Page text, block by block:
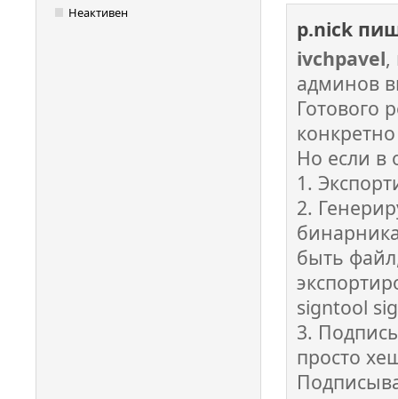
Неактивен
p.nick
ivchpavel,
админов
Готового
Но если в
1.
2.
быть
signtool
3.
просто